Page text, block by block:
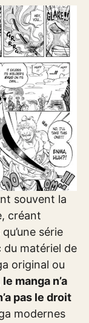
souvent la
créant
série
du matériel de
original ou
le manga n’a
pas le droit
modernes